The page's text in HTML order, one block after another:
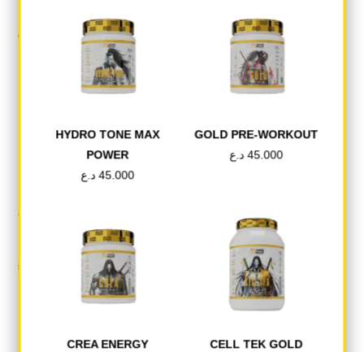
•24 جرام من البروتين لكل وجبة
•مثالي للتعافي بعد التمرين
للحصول على أفضل النتائج، تناول 1-2 حصة يوميًا، أو حسب توجيهات أخصائي اللياقة البدنية أو الصحة.
HYDRO TONE MAX
POWER
45.000 د.ع
GOLD PRE-WORKOUT
45.000 د.ع
CREA ENERGY
CELL TEK GOLD